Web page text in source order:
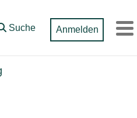
Suche Anmelden